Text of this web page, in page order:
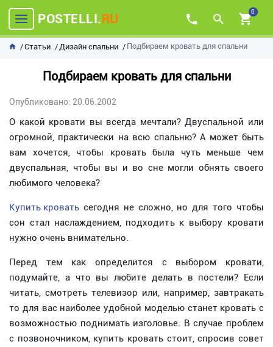
POSTELLI.RU 0
Статьи Дизайн спальни Подбираем кровать для спальни
Подбираем кровать для спальни
Опубликовано: 20.06.2002
О какой кровати вы всегда мечтали? Двуспальной или
огромной, практически на всю спальню? А может быть
вам хочется, чтобы кровать была чуть меньше чем
двуспальная, чтобы вы и во сне могли обнять своего
любимого человека?
Купить кровать сегодня не сложно, но для того чтобы
сон стал наслаждением, подходить к выбору кровати
нужно очень внимательно.
Перед тем как определится с выбором кровати,
подумайте, а что вы любите делать в постели? Если
читать, смотреть телевизор или, например, завтракать
то для вас наиболее удобной моделью станет кровать с
возможностью поднимать изголовье. В случае проблем
с позвоночником, купить кровать стоит, спросив совет